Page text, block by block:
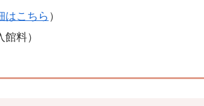
はこちら ）
料）